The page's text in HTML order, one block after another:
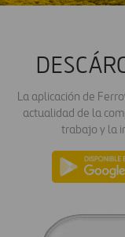
La aplicación de
actualidad de la
trabajo y la